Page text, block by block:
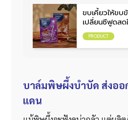
ขบเคี้ยวให้ขบ
เปลี่ยนซีฟูดส
เล่น
จาก ‘น่านน้ำ’ ไท
PRODUCT
บาล์มพิษผึ้งบำบัด ส่งออ
แดน